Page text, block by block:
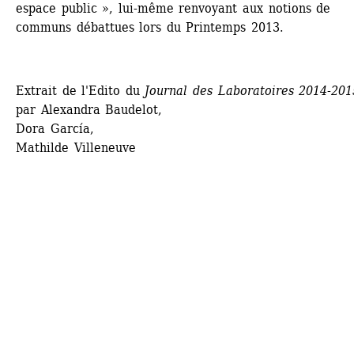
espace public », lui-même renvoyant aux notions de
communs débattues lors du Printemps 2013.
Extrait de l'Edito du Journal des Laboratoires 2014-
par Alexandra Baudelot,
Dora García,
Mathilde Villeneuve